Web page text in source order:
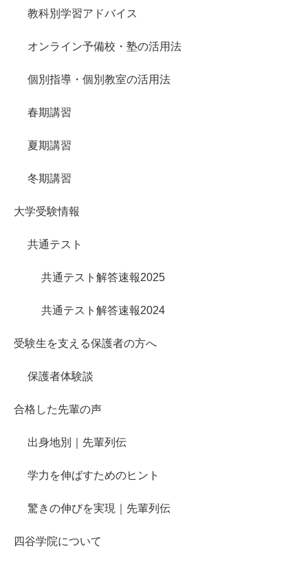
教科別学習アドバイス
オンライン予備校・塾の活用法
個別指導・個別教室の活用法
春期講習
夏期講習
冬期講習
大学受験情報
共通テスト
共通テスト解答速報2025
共通テスト解答速報2024
受験生を支える保護者の方へ
保護者体験談
合格した先輩の声
出身地別｜先輩列伝
学力を伸ばすためのヒント
驚きの伸びを実現｜先輩列伝
四谷学院について